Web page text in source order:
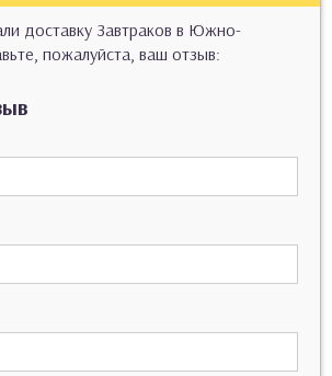
доставку Завтраков в Южно-
пожалуйста, ваш отзыв: